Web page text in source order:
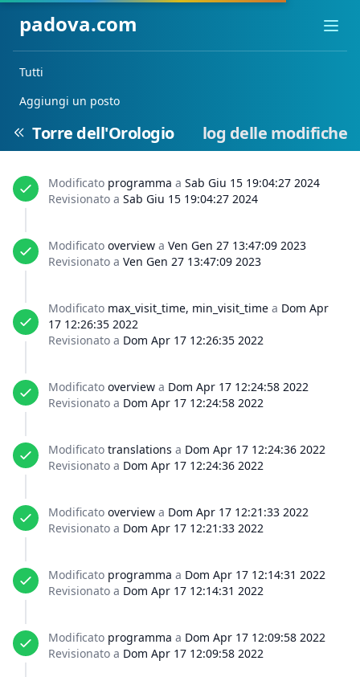
padova.com
Tutti
Aggiungi un posto
Torre dell'Orologio log delle modifiche
Modificato programma a Sab Giu 15 19:04:27 2024
Revisionato a Sab Giu 15 19:04:27 2024
Modificato overview a Ven Gen 27 13:47:09 2023
Revisionato a Ven Gen 27 13:47:09 2023
Modificato max_visit_time, min_visit_time a Dom Apr
17 12:26:35 2022
Revisionato a Dom Apr 17 12:26:35 2022
Modificato overview a Dom Apr 17 12:24:58 2022
Revisionato a Dom Apr 17 12:24:58 2022
Modificato translations a Dom Apr 17 12:24:36 2022
Revisionato a Dom Apr 17 12:24:36 2022
Modificato overview a Dom Apr 17 12:21:33 2022
Revisionato a Dom Apr 17 12:21:33 2022
Modificato programma a Dom Apr 17 12:14:31 2022
Revisionato a Dom Apr 17 12:14:31 2022
Modificato programma a Dom Apr 17 12:09:58 2022
Revisionato a Dom Apr 17 12:09:58 2022